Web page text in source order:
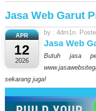
Jasa Web Garut
APR
12
2026
by : 4dm1n.
Jasa Web
Butuh jasa
sekarang juga!